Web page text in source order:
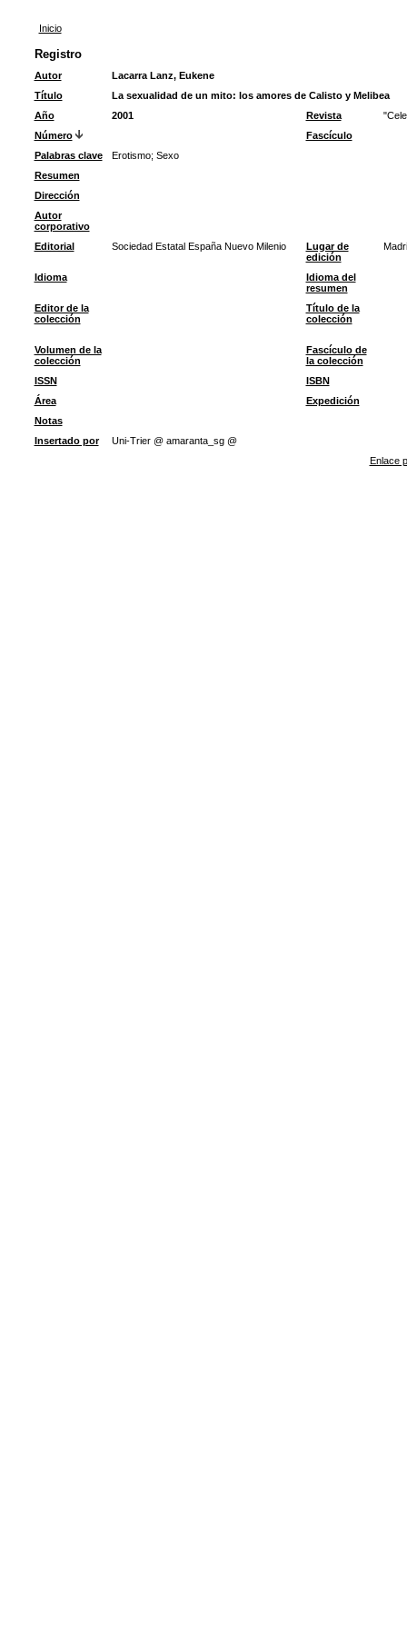
Inicio
Registro
Autor
Lacarra Lanz, Eukene
Título
La sexualidad de un mito: los amores de Calisto y Melibea
Año
2001 Revista
Número
Fascículo
Palabras clave
Erotismo; Sexo
Resumen
Dirección
Autor
corporativo
Editorial
Sociedad Estatal España Nuevo Milenio
Lugar de
edición
Idioma
Idioma del
resumen
Editor de la
colección
Título de la
colección
Volumen de la
colección
Fascículo de
la colección
ISSN
ISBN
Área
Expedición
Notas
Insertado por
Uni-Trier @ amaranta_sg @
Enlace